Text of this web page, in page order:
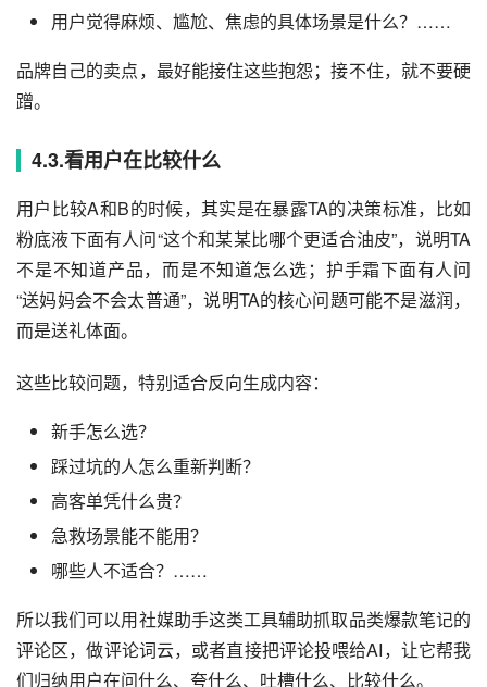
用户觉得麻烦、尴尬、焦虑的具体场景是什么？……
品牌自己的卖点，最好能接住这些抱怨；接不住，就不要硬
蹭。
4.3.看用户在比较什么
用户比较A和B的时候，其实是在暴露TA的决策标准，比如
粉底液下面有人问“这个和某某比哪个更适合油皮”，说明TA
不是不知道产品，而是不知道怎么选；护手霜下面有人问
“送妈妈会不会太普通”，说明TA的核心问题可能不是滋润，
而是送礼体面。
这些比较问题，特别适合反向生成内容：
新手怎么选？
踩过坑的人怎么重新判断？
高客单凭什么贵？
急救场景能不能用？
哪些人不适合？……
所以我们可以用社媒助手这类工具辅助抓取品类爆款笔记的
评论区，做评论词云，或者直接把评论投喂给AI，让它帮我
们归纳用户在问什么、夸什么、吐槽什么、比较什么。